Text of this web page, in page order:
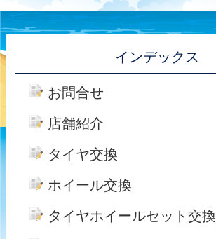
インデックス
お問合せ
店舗紹介
タイヤ交換
ホイール交換
タイヤホイールセット交換